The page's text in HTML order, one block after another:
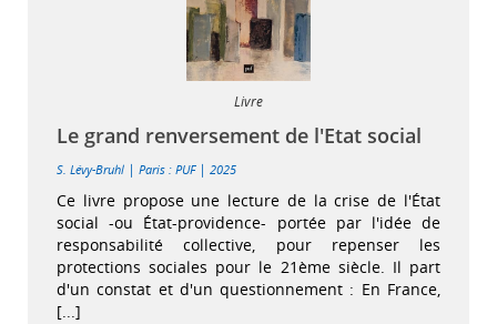
Livre
Le grand renversement de l'Etat social
S. Lévy-Bruhl | Paris : PUF| 2025
Ce livre propose une lecture de la crise de l'État
social -ou État-providence- portée par l'idée de
responsabilité collective, pour repenser les
protections sociales pour le 21ème siècle. Il part
d'un constat et d'un questionnement : En France,
[...]